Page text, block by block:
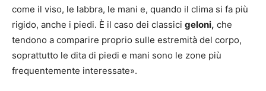
come il viso, le labbra, le mani e, quando il clima si fa più
rigido, anche i piedi. È il caso dei classici geloni, che
tendono a comparire proprio sulle estremità del corpo,
soprattutto le dita di piedi e mani sono le zone più
frequentemente interessate».